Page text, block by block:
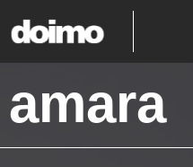
amara